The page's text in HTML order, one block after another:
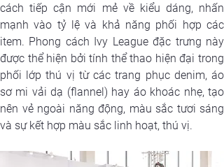
cách tiếp cận mới mẻ về kiểu dáng, nhấn
mạnh vào tỷ lệ và khả năng phối hợp các
item. Phong cách Ivy League đặc trưng này
được thể hiện bởi tính thể thao hiện đại trong
phối lớp thú vị từ các trang phục denim, áo
sơ mi vải dạ (flannel) hay áo khoác nhẹ, tạo
nên vẻ ngoài năng động, màu sắc tươi sáng
và sự kết hợp màu sắc linh hoạt, thú vị.